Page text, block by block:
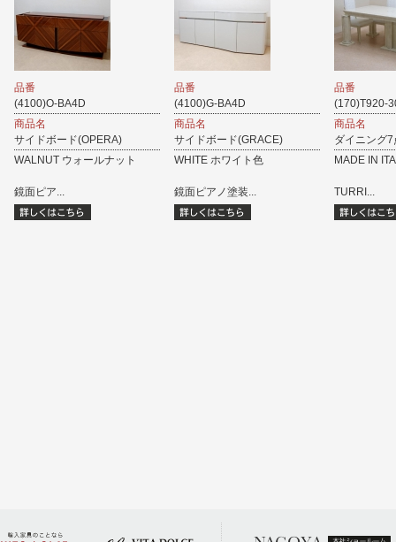
品番
(4100)O-BA4D
商品名
サイドボード(OPERA)
WALNUT ウォールナット
鏡面ピア...
品番
(4100)G-BA4D
商品名
サイドボード(GRACE)
WHITE ホワイト色
鏡面ピアノ塗装...
品番
(170)T920-
商品名
ダイニング
MADE IN
TURRI...